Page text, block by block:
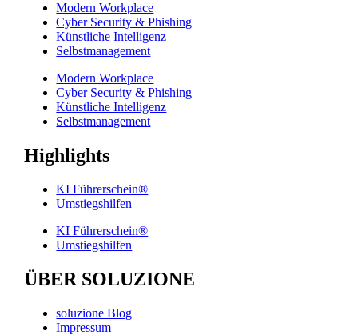
Modern Workplace
Cyber Security & Phishing
Künstliche Intelligenz
Selbstmanagement
Modern Workplace
Cyber Security & Phishing
Künstliche Intelligenz
Selbstmanagement
Highlights
KI Führerschein®
Umstiegshilfen
KI Führerschein®
Umstiegshilfen
ÜBER SOLUZIONE
soluzione Blog
Impressum